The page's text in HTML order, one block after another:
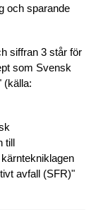
och sparande
siffran 3 står för
som Svensk
(källa:
till
avfall (SFR)"